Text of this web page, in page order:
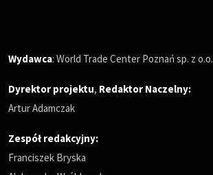
Wydawca: World Trade Center Poznań sp. z o.o.
Dyrektor projektu, Redaktor Naczelny:
Artur Adamczak
Zespół redakcyjny:
Franciszek Bryska